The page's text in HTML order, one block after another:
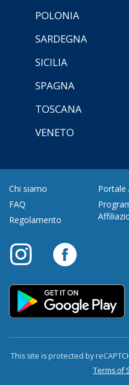
POLONIA
SARDEGNA
SICILIA
SPAGNA
TOSCANA
VENETO
Chi siamo
FAQ
Regolamento
Portale
This site is protected by
Terms of